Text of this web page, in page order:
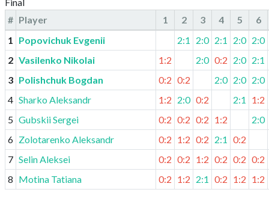
Final
# Player 1 2 3 4 5
6
1 Popovichuk Evgenii 2:1 2:0 2:1 2:0 2:0
2 Vasilenko Nikolai 1:2 2:0 0:2 2:0 2:1
3 Polishchuk Bogdan 0:2 0:2 2:0 2:0 2:0
4 Sharko Aleksandr 1:2 2:0 0:2 2:1
1:2
5 Gubskii Sergei 0:2 0:2 0:2 1:2
2:0
6 Zolotarenko Aleksandr 0:2 1:2 0:2 2:1 0:2
7 Selin Aleksei 0:2 0:2 1:2 0:2 0:2 0:2
8 Motina Tatiana 0:2 1:2 2:1 0:2 1:2 1:2